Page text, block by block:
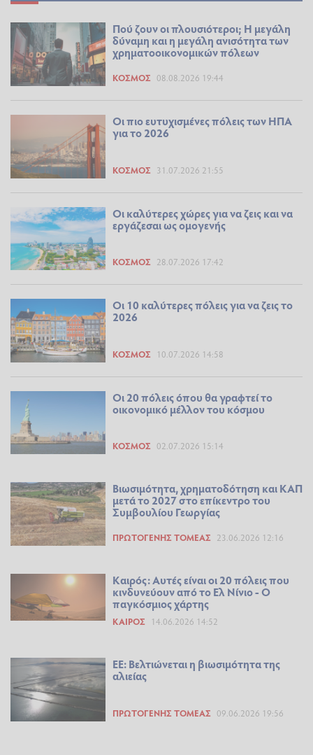
Πού ζουν οι πλουσιότεροι; Η μεγάλη
δύναμη και η μεγάλη ανισότητα των
χρηματοοικονομικών πόλεων
ΚΌΣΜΟΣ 08.08.2026 19:44
Οι πιο ευτυχισμένες πόλεις των ΗΠΑ
για το 2026
ΚΌΣΜΟΣ 31.07.2026 21:55
Οι καλύτερες χώρες για να ζεις και να
εργάζεσαι ως ομογενής
ΚΌΣΜΟΣ 28.07.2026 17:42
Οι 10 καλύτερες πόλεις για να ζεις το
2026
ΚΌΣΜΟΣ 10.07.2026 14:58
Οι 20 πόλεις όπου θα γραφτεί το
οικονομικό μέλλον του κόσμου
ΚΌΣΜΟΣ 02.07.2026 15:14
Βιωσιμότητα, χρηματοδότηση και ΚΑΠ
μετά το 2027 στο επίκεντρο του
Συμβουλίου Γεωργίας
ΠΡΩΤΟΓΕΝΉΣ ΤΟΜΈΑΣ 23.06.2026 12:16
Καιρός: Αυτές είναι οι 20 πόλεις που
κινδυνεύουν από το Ελ Νίνιο - Ο
παγκόσμιος χάρτης
ΚΑΙΡΌΣ 14.06.2026 14:52
ΕΕ: Βελτιώνεται η βιωσιμότητα της
αλιείας
ΠΡΩΤΟΓΕΝΉΣ ΤΟΜΈΑΣ 09.06.2026 19:56